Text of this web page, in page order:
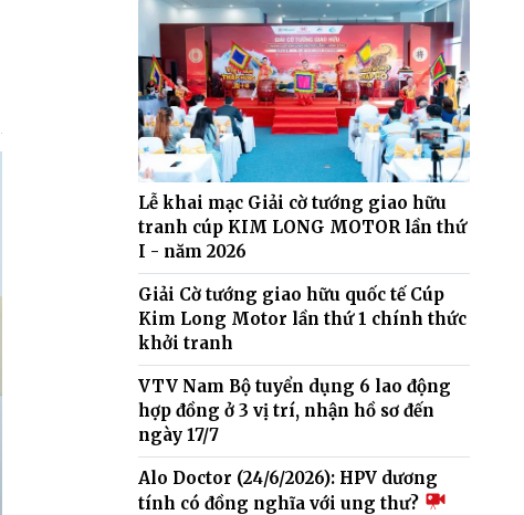
Lễ khai mạc Giải cờ tướng giao hữu
tranh cúp KIM LONG MOTOR lần thứ
I - năm 2026
Giải Cờ tướng giao hữu quốc tế Cúp
Kim Long Motor lần thứ 1 chính thức
khởi tranh
VTV Nam Bộ tuyển dụng 6 lao động
hợp đồng ở 3 vị trí, nhận hồ sơ đến
ngày 17/7
Alo Doctor (24/6/2026): HPV dương
tính có đồng nghĩa với ung thư?